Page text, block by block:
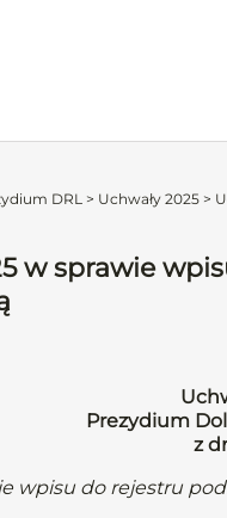
DRL > Uchwały 2025 >
w sprawie
Prezydium
z
wpisu do rejestru